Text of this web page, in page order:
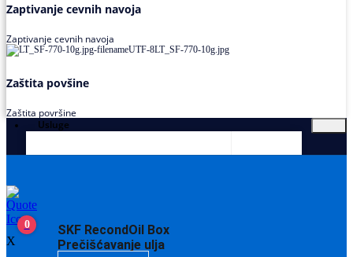
Zaptivanje cevnih navoja
Zaptivanje cevnih navoja
Zaštita povšine
Zaštita površine
Usluge
SKF RecondOil Box
Prečišćavanje ulja
0
X